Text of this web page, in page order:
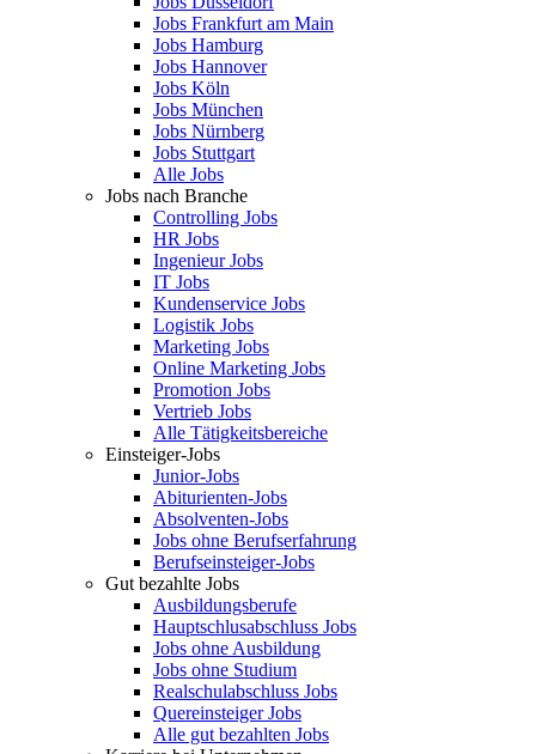
Jobs Frankfurt am Main
Jobs Hamburg
Jobs Hannover
Jobs Köln
Jobs München
Jobs Nürnberg
Jobs Stuttgart
Alle Jobs
Jobs nach Branche
Controlling Jobs
HR Jobs
Ingenieur Jobs
IT Jobs
Kundenservice Jobs
Logistik Jobs
Marketing Jobs
Online Marketing Jobs
Promotion Jobs
Vertrieb Jobs
Alle Tätigkeitsbereiche
Einsteiger-Jobs
Junior-Jobs
Abiturienten-Jobs
Absolventen-Jobs
Jobs ohne Berufserfahrung
Berufseinsteiger-Jobs
Gut bezahlte Jobs
Ausbildungsberufe
Hauptschlusabschluss Jobs
Jobs ohne Ausbildung
Jobs ohne Studium
Realschulabschluss Jobs
Quereinsteiger Jobs
Alle gut bezahlten Jobs